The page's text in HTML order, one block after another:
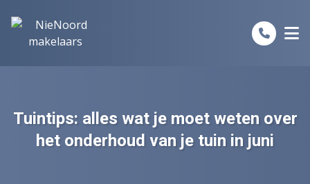
Tuintips: alles wat je moet weten over
het onderhoud van je tuin in juni